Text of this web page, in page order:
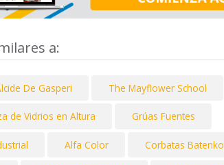
a:
De Gasperi The Mayflower School
de Vidrios en Altura Grúas Fuentes
Alfa Color Corbatas Batenko